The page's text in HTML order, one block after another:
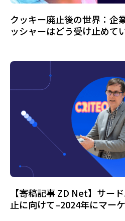
クッキー廃止後の世界：企
ッシャーはどう受け止めて
【寄稿記事 ZD Net】サー
止に向けて–2024年にマー